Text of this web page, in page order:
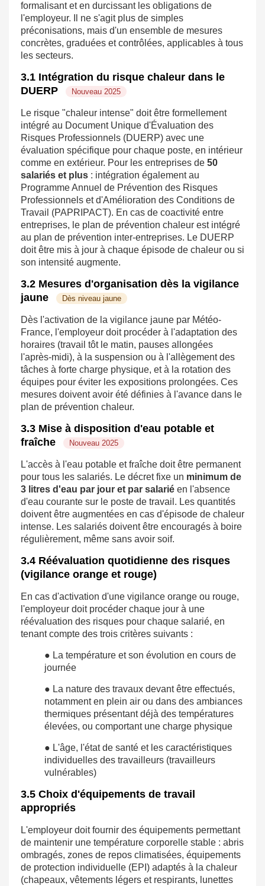
formalisant et en durcissant les obligations de
l'employeur. Il ne s'agit plus de simples
préconisations, mais d'un ensemble de mesures
concrètes, graduées et contrôlées, applicables à tous
les secteurs.
3.1 Intégration du risque chaleur dans le
DUERP
Nouveau 2025
Le risque "chaleur intense" doit être formellement
intégré au Document Unique d'Évaluation des
Risques Professionnels (DUERP) avec une
évaluation spécifique pour chaque poste, en intérieur
comme en extérieur. Pour les entreprises de 50
salariés et plus : intégration également au
Programme Annuel de Prévention des Risques
Professionnels et d'Amélioration des Conditions de
Travail (PAPRIPACT). En cas de coactivité entre
entreprises, le plan de prévention chaleur est intégré
au plan de prévention inter-entreprises. Le DUERP
doit être mis à jour à chaque épisode de chaleur ou si
son intensité augmente.
3.2 Mesures d'organisation dès la vigilance
jaune
Dès niveau jaune
Dès l'activation de la vigilance jaune par Météo-
France, l'employeur doit procéder à l'adaptation des
horaires (travail tôt le matin, pauses allongées
l'après-midi), à la suspension ou à l'allègement des
tâches à forte charge physique, et à la rotation des
équipes pour éviter les expositions prolongées. Ces
mesures doivent avoir été définies à l'avance dans le
plan de prévention chaleur.
3.3 Mise à disposition d'eau potable et
fraîche
Nouveau 2025
L'accès à l'eau potable et fraîche doit être permanent
pour tous les salariés. Le décret fixe un minimum de
3 litres d'eau par jour et par salarié en l'absence
d'eau courante sur le poste de travail. Les quantités
doivent être augmentées en cas d'épisode de chaleur
intense. Les salariés doivent être encouragés à boire
régulièrement, même sans avoir soif.
3.4 Réévaluation quotidienne des risques
(vigilance orange et rouge)
En cas d'activation d'une vigilance orange ou rouge,
l'employeur doit procéder chaque jour à une
réévaluation des risques pour chaque salarié, en
tenant compte des trois critères suivants :
● La température et son évolution en cours de
journée
● La nature des travaux devant être effectués,
notamment en plein air ou dans des ambiances
thermiques présentant déjà des températures
élevées, ou comportant une charge physique
● L'âge, l'état de santé et les caractéristiques
individuelles des travailleurs (travailleurs
vulnérables)
3.5 Choix d'équipements de travail
appropriés
L'employeur doit fournir des équipements permettant
de maintenir une température corporelle stable : abris
ombragés, zones de repos climatisées, équipements
de protection individuelle (EPI) adaptés à la chaleur
(chapeaux, vêtements légers et respirants, lunettes